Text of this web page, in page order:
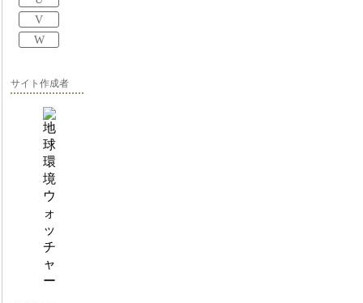
V
W
サイト作成者